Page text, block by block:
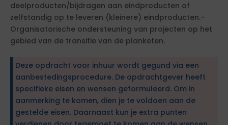
deelproducten/bijdragen aan eindproducten of
zelfstandig op te leveren (kleinere) eindproducten.–
Organisatorische ondersteuning van projecten op het
gebied van de transitie van de planketen.
Deze opdracht voor inhuur wordt gegund via een
aanbestedingsprocedure. De opdrachtgever heeft
specifieke eisen en wensen geformuleerd. Om in
aanmerking te komen, dien je te voldoen aan de
gestelde eisen. Daarnaast kun je extra punten